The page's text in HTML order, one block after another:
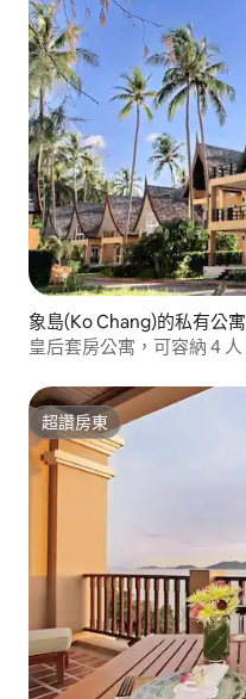
象島(Ko Chang)的私有公寓
皇后套房公寓，可容納 4 人
超讚房東
超讚房東